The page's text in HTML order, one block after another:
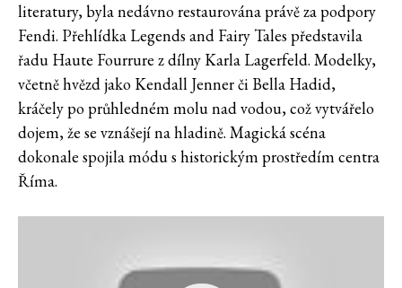
literatury, byla nedávno restaurována právě za podpory
Fendi. Přehlídka Legends and Fairy Tales představila
řadu Haute Fourrure z dílny Karla Lagerfeld. Modelky,
včetně hvězd jako Kendall Jenner či Bella Hadid,
kráčely po průhledném molu nad vodou, což vytvářelo
dojem, že se vznášejí na hladině. Magická scéna
dokonale spojila módu s historickým prostředím centra
Říma.